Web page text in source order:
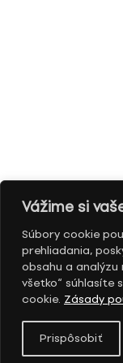
Vážime si
Súbory cookie
prehliadania,
obsahu a analýzu
všetko“ súhlasíte
cookie. Zásady
Prispôsobiť